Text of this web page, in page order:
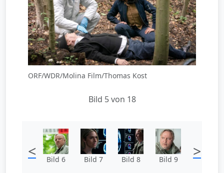
ORF/WDR/Molina Film/Thomas Kost
Bild 5 von 18
< Bild 6 Bild 7 Bild 8 Bild 9 >